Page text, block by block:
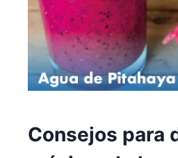
Consejos para